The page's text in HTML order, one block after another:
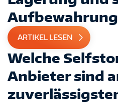
Aufbewahrung
ARTIKEL LESEN
Welche
Anbieter sind